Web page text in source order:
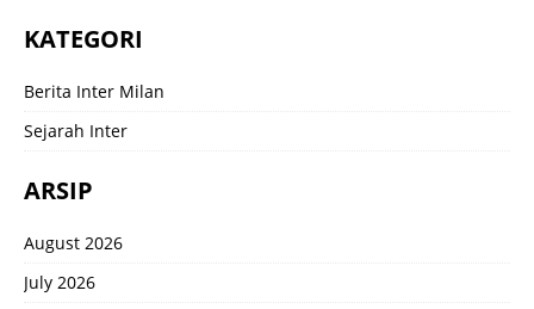
KATEGORI
Berita Inter Milan
Sejarah Inter
ARSIP
August 2026
July 2026